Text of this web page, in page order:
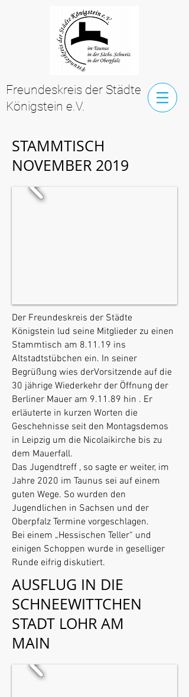
Freundeskreis der Städte
Königstein e.V.
STAMMTISCH
NOVEMBER 2019
Der Freundeskreis der Städte
Königstein lud seine Mitglieder zu einen
Stammtisch am 8.11.19 ins
Altstadtstübchen ein. In seiner
Begrüßung wies derVorsitzende auf die
30 jährige Wiederkehr der Öffnung der
Berliner Mauer am 9.11.89 hin . Er
erläuterte in kurzen Worten die
Geschehnisse seit den Montagsdemos
in Leipzig um die Nicolaikirche bis zu
dem Mauerfall.
Das Jugendtreff , so sagte er weiter, im
Jahre 2020 im Taunus sei auf einem
guten Wege. So wurden den
Jugendlichen in Sachsen und der
Oberpfalz Termine vorgeschlagen.
Bei einem „Hessischen Teller“ und
einigen Schoppen wurde in geselliger
Runde eifrig diskutiert.
AUSFLUG IN DIE
SCHNEEWITTCHEN
STADT LOHR AM
MAIN